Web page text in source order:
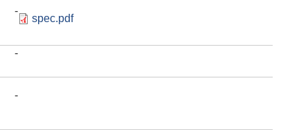
-
spec.pdf
-
-